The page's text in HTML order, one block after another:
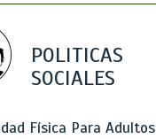
POLITICAS
SOCIALES
Física Para Adultos